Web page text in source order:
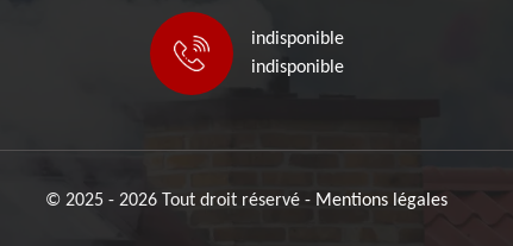
indisponible
indisponible
© 2025 - 2026 Tout droit réservé - Mentions légales